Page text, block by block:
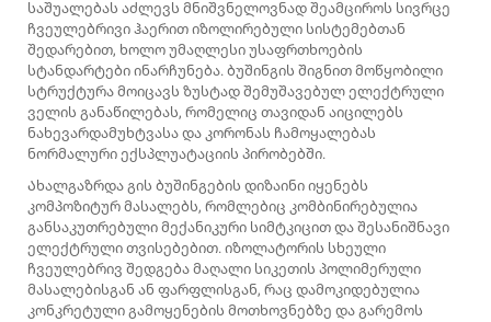
საშუალებას აძლევს მნიშვნელოვნად შეამციროს სივრცე
ჩვეულებრივი ჰაერით იზოლირებული სისტემებთან
შედარებით, ხოლო უმაღლესი უსაფრთხოების
სტანდარტები ინარჩუნება. ბუშინგის შიგნით მოწყობილი
სტრუქტურა მოიცავს ზუსტად შემუშავებულ ელექტრული
ველის განაწილებას, რომელიც თავიდან აიცილებს
ნახევარდამუხტვასა და კორონას ჩამოყალებას
ნორმალური ექსპლუატაციის პირობებში.
Ახალგაზრდა გის ბუშინგების დიზაინი იყენებს
კომპოზიტურ მასალებს, რომლებიც კომბინირებულია
განსაკუთრებული მექანიკური სიმტკიცით და შესანიშნავი
ელექტრული თვისებებით. იზოლატორის სხეული
ჩვეულებრივ შედგება მაღალი სიკეთის პოლიმერული
მასალებისგან ან ფარფლისგან, რაც დამოკიდებულია
კონკრეტული გამოყენების მოთხოვნებზე და გარემოს